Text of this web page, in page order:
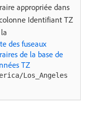
appropriée dans
Identifiant TZ
des fuseaux
de la base de
TZ
Los_Angeles